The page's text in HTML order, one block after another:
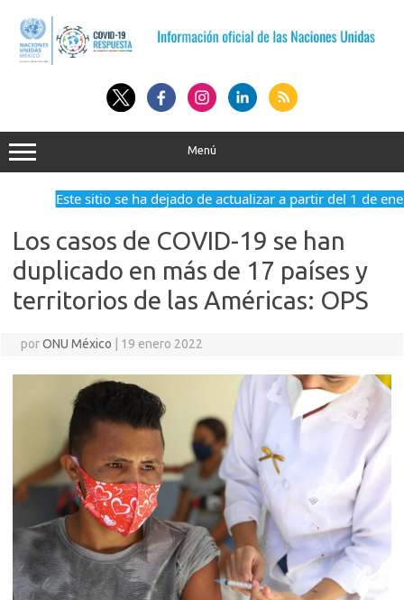
contenido
Menú
Este sitio se ha dejado de actualizar a partir del 1 de
Los casos de COVID-19 se han
duplicado en más de 17 países y
territorios de las Américas: OPS
porONU México 19 enero 2022